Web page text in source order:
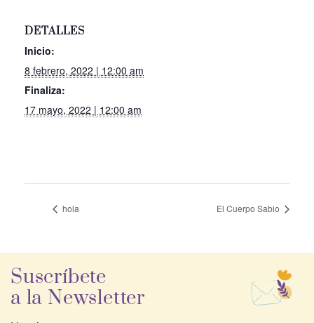
DETALLES
Inicio:
8 febrero, 2022 | 12:00 am
Finaliza:
17 mayo, 2022 | 12:00 am
hola El Cuerpo Sabio
Suscríbete
a la Newsletter